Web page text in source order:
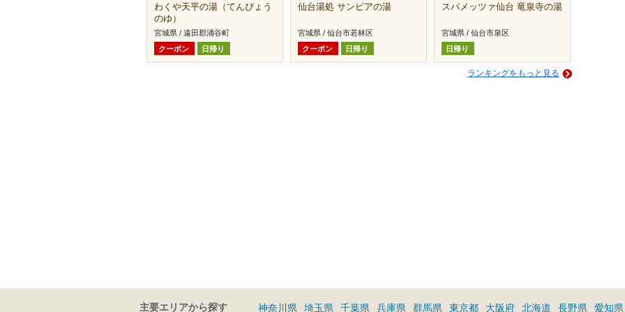
わくや天平の湯（てんぴょう
のゆ）
宮城県 / 遠田郡涌谷町
クーポン
日帰り
仙台湯処 サンピアの湯
宮城県 / 仙台市若林区
クーポン
日帰り
スパメッツァ仙台 竜泉寺の湯
宮城県 / 仙台市泉区
日帰り
ランキングをもっと見る
主要エリアから探す 神奈川県 埼玉県 千葉県 兵庫県 群馬県 東京都 大阪府 北海道 長野県 愛知県